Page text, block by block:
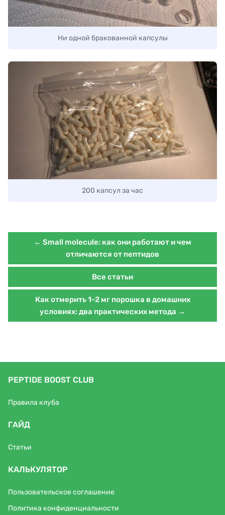
Ни одной бракованной капсулы
200 капсул за час
← Small molecule: как они работают и чем
отличаются от пептидов
Все статьи
Как отмерить 1-2 мг порошка в домашних
условиях: два практических метода →
PEPTIDE BOOST CLUB
Правила клуба
ГАЙД
Статьи
КАЛЬКУЛЯТОР
Пользовательское соглашение
Политика конфиденциальности